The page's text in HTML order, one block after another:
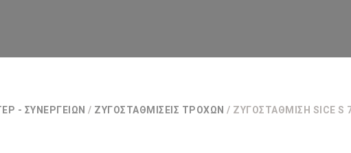
- ΣΥΝΕΡΓΕΊΩΝ / ΖΥΓΟΣΤΑΘΜΊΣΕΙΣ ΤΡΟΧΏΝ / ΖΥΓΟΣΤΆΘΜΙΣΗ SICE S